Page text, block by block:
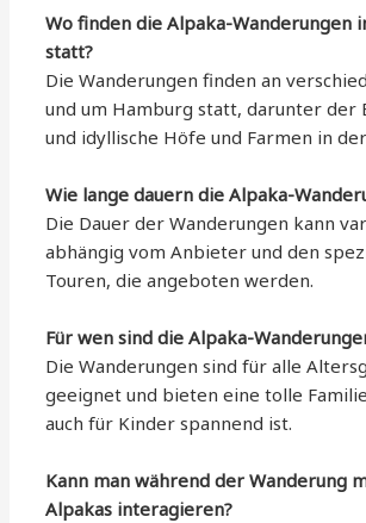
Wo finden die Alpaka-Wanderungen
statt?
Die Wanderungen finden an
und um Hamburg statt, darunter der
und idyllische Höfe und Farmen in
Wie lange dauern die Alpaka-
Die Dauer der Wanderungen kann
abhängig vom Anbieter und den
Touren, die angeboten werden.
Für wen sind die Alpaka-
Die Wanderungen sind für alle
geeignet und bieten eine tolle
auch für Kinder spannend ist.
Kann man während der Wanderung
Alpakas interagieren?